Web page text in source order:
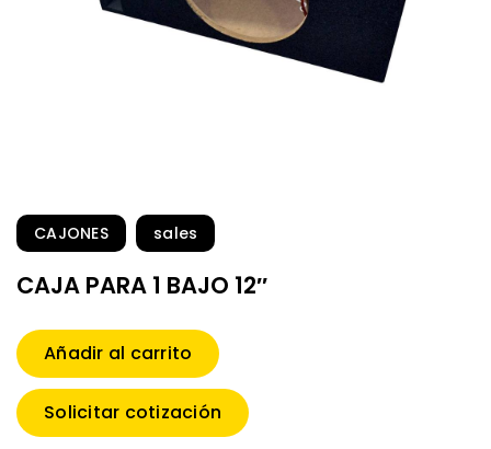
CAJONES sales
CAJA PARA 1 BAJO 12″
Añadir al carrito
Solicitar cotización